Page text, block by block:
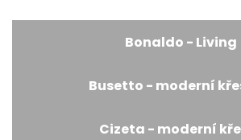
Bonaldo - Living
Busetto - moderní
Cizeta - moderní